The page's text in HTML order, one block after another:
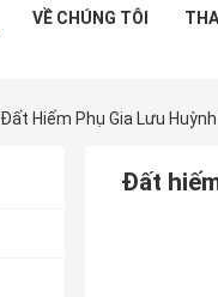
VỀ CHÚNG TÔI
Đất Hiếm Phụ Gia Lưu
Đất